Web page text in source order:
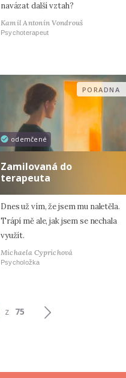
navázat další vztah?
Kamil Antonín Vondrouš
Psychoterapeut
odemčené
PORADNA
Zamilovaná do
terapeuta
Dnes už vím, že jsem mu naletěla.
Trápí mě ale, jak jsem se nechala
využít.
Michaela Cyprichová
Psycholožka
z 75